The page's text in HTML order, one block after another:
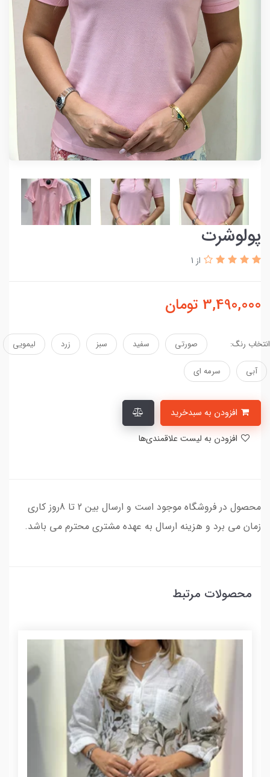
پولوشرت
از 1
3,490,000 تومان
انتخاب رنگ: صورتی سفید سبز زرد لیمویی
آبی سرمه ای
محصول در فروشگاه موجود است و ارسال بین 2 تا 8روز کاری
زمان می برد و هزینه ارسال به عهده مشتری محترم می باشد.
محصولات مرتبط